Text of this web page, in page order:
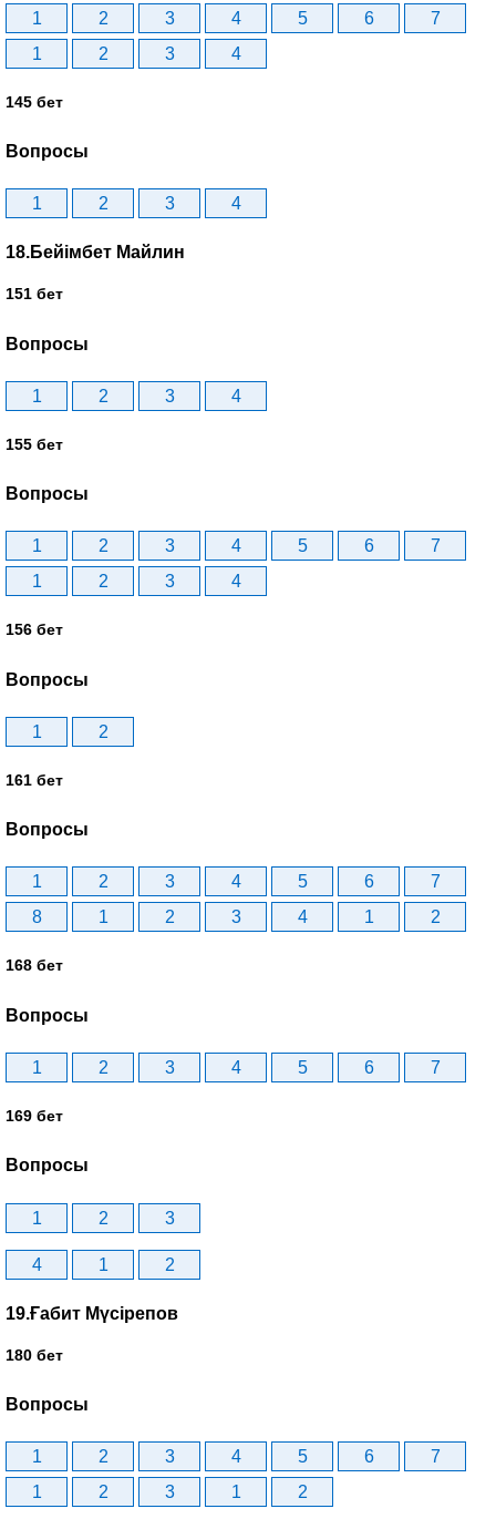
1 2 3 4 5 6
7
1
2 3 4
145 бет
Вопросы
1 2 3 4
18.Бейімбет Майлин
151 бет
Вопросы
1 2 3 4
155 бет
Вопросы
1 2 3 4 5 6
7
1
2 3 4
156 бет
Вопросы
1 2
161 бет
Вопросы
1 2 3 4 5 6
7
8
1 2 3 4 1 2
168 бет
Вопросы
1 2 3 4 5 6 7
169 бет
Вопросы
1 2 3
4 1 2
19.Ғабит Мүсірепов
180 бет
Вопросы
1 2 3 4 5 6
7
1
2 3 1 2